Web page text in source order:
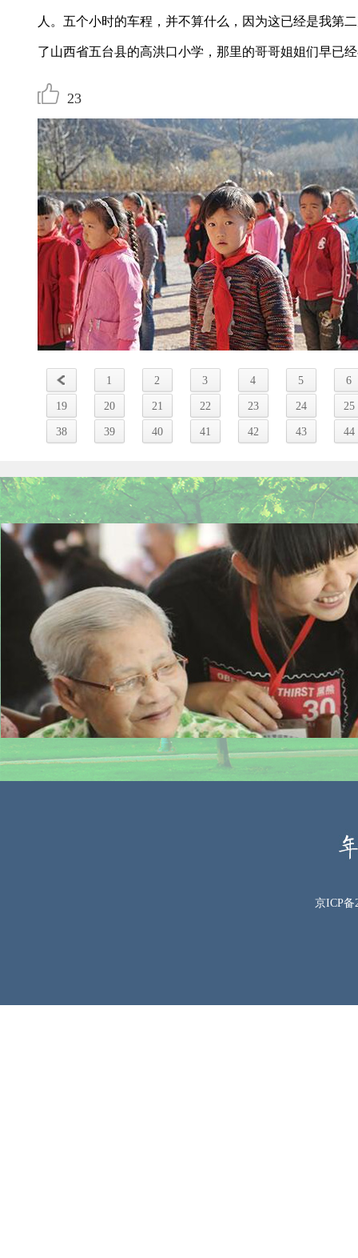
人。五个小时的车程，并不算什么，因为这已经是我第
了山西省五台县的高洪口小学，那里的哥哥姐姐们早已
23
1 2 3 4 5 6
19 20 21 22 23 24 25
38 39 40 41 42 43 44
京ICP备